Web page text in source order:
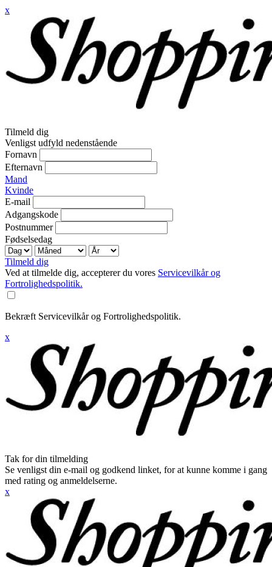
x
Tilmeld dig
Venligst udfyld nedenstående
Fornavn
Efternavn
Mand
Kvinde
E-mail
Adgangskode
Postnummer
Fødselsedag
Tilmeld dig
Ved at tilmelde dig, accepterer du vores Servicevilkår og
Fortrolighedspolitik.
Bekræft Servicevilkår og Fortrolighedspolitik.
x
Tak for din tilmelding
Se venligst din e-mail og godkend linket, for at kunne komme i gang
med rating og anmeldelserne.
x